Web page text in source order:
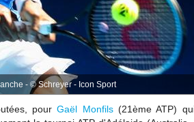
- © Schreyer - Icon Sport
pourGaël Monfils(21ème ATP)